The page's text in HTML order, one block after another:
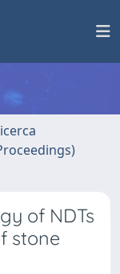
of NDTs
stone